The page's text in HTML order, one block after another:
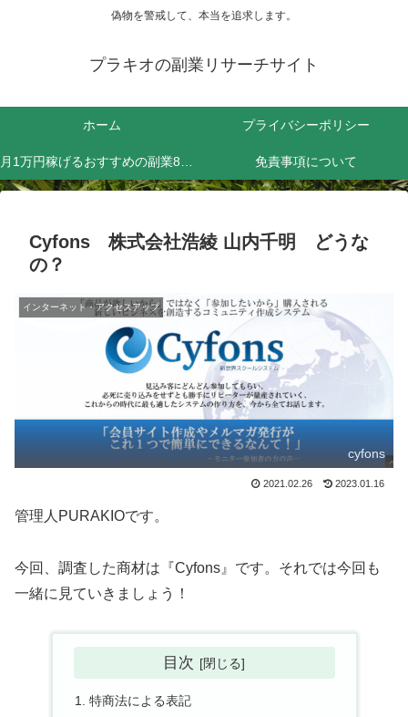
偽物を警戒して、本当を追求します。
プラキオの副業リサーチサイト
ホーム プライバシーポリシー
月1万円稼げるおすすめの副業8選！効率よく稼ぐためにやるべきことは？ 免責事項について
Cyfons 株式会社浩綾 山内千明 どうな
の？
インターネット・アクセスアップ
cyfons
2021.02.26 2023.01.16
管理人PURAKIOです。
今回、調査した商材は『Cyfons』です。それでは今回も
一緒に見ていきましょう！
目次
特商法による表記